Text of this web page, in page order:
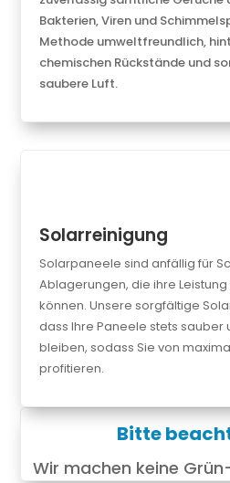
Bakterien, Viren und
Methode umweltfreundlich,
chemischen Rückstände und
saubere Luft.
Solarreinigung
Solarpaneele sind anfällig für
Ablagerungen, die ihre
können. Unsere sorgfältige
dass Ihre Paneele stets sauber
bleiben, sodass Sie von
profitieren.
Bitte
Wir machen keine